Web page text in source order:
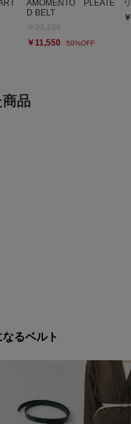
AMOMENTO PLEATE
D BELT
￥11,550
50%OFF
品
るベルト